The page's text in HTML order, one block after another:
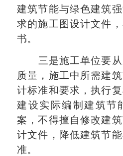
建筑节能与绿色建筑
求的施工图设计文件
书。
三是施工单位要
质量，施工中所需建
计标准和要求，执行
建设实际编制建筑节
案，不得擅自修改建
计文件，降低建筑节
准。